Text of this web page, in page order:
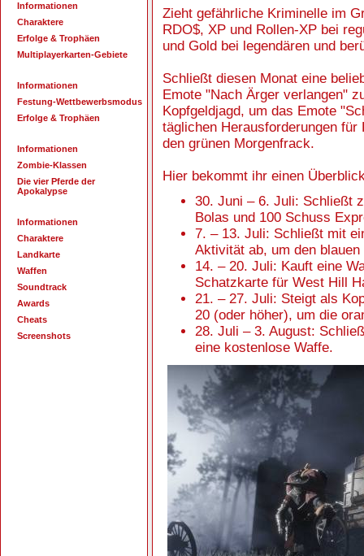
Informationen
Charaktere
Erfolge & Trophäen
Multiplayerkarten-Gebiete
Informationen
Festung-Wettbewerbsmodus
Erfolge & Trophäen
Informationen
Zombie-Klassen
Die vier Pferde der
Apokalypse
Informationen
Charaktere
Landkarte
Waffen
Soundtrack
Awards
Cheats
Screenshots
Zieht gefährliche Kriminelle im
RDO$, XP und Rollen-XP bei
und Gold bei legendären und
Schließt diesen Monat eine
Emote "Nach Ärger verlangen"
Kopfgeldjagd, um das Emote
täglichen Herausforderungen
den grünen Morgenfrack.
Hier bekommt ihr einen
30. Juni – 6. Juli: Schließt
Bolas und 100 Schuss
7. – 13. Juli: Schließt mit
Aktivität ab, um den
14. – 20. Juli: Kauft eine
Schatzkarte für West Hill
21. – 27. Juli: Steigt als
20 (oder höher), um die
28. Juli – 3. August:
eine kostenlose Waffe.